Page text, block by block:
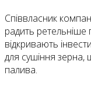
Співвласник
радить ретельніше
відкривають
для сушіння
палива.